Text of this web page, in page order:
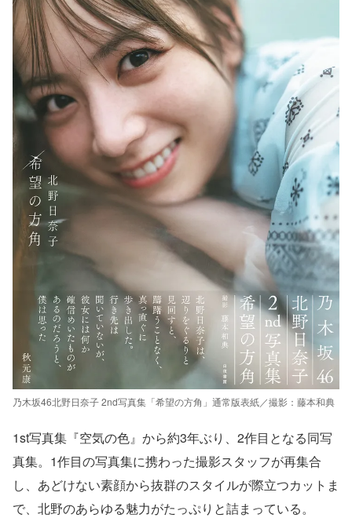
乃木坂46北野日奈子 2nd写真集「希望の方角」通常版表紙／撮影：藤本和典
1st写真集『空気の色』から約3年ぶり、2作目となる同写
真集。1作目の写真集に携わった撮影スタッフが再集合
し、あどけない素顔から抜群のスタイルが際立つカットま
で、北野のあらゆる魅力がたっぷりと詰まっている。